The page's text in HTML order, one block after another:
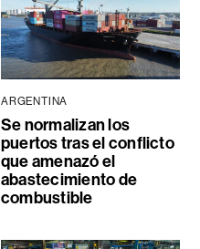
ARGENTINA
Se normalizan los
puertos tras el conflicto
que amenazó el
abastecimiento de
combustible